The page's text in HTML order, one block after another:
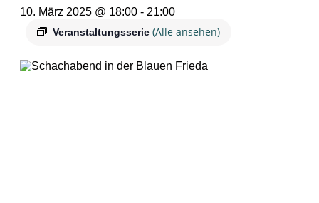
10. März 2025 @ 18:00 - 21:00
Veranstaltungsserie (Alle ansehen)